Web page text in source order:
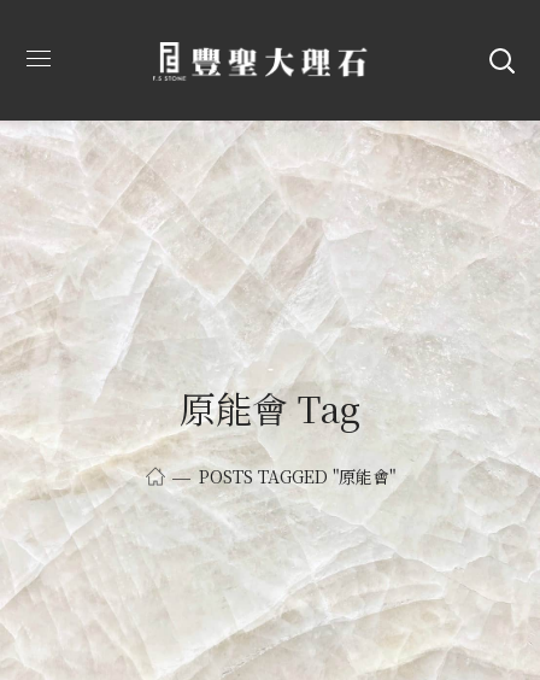
原能會 Tag
POSTS TAGGED "原能會"